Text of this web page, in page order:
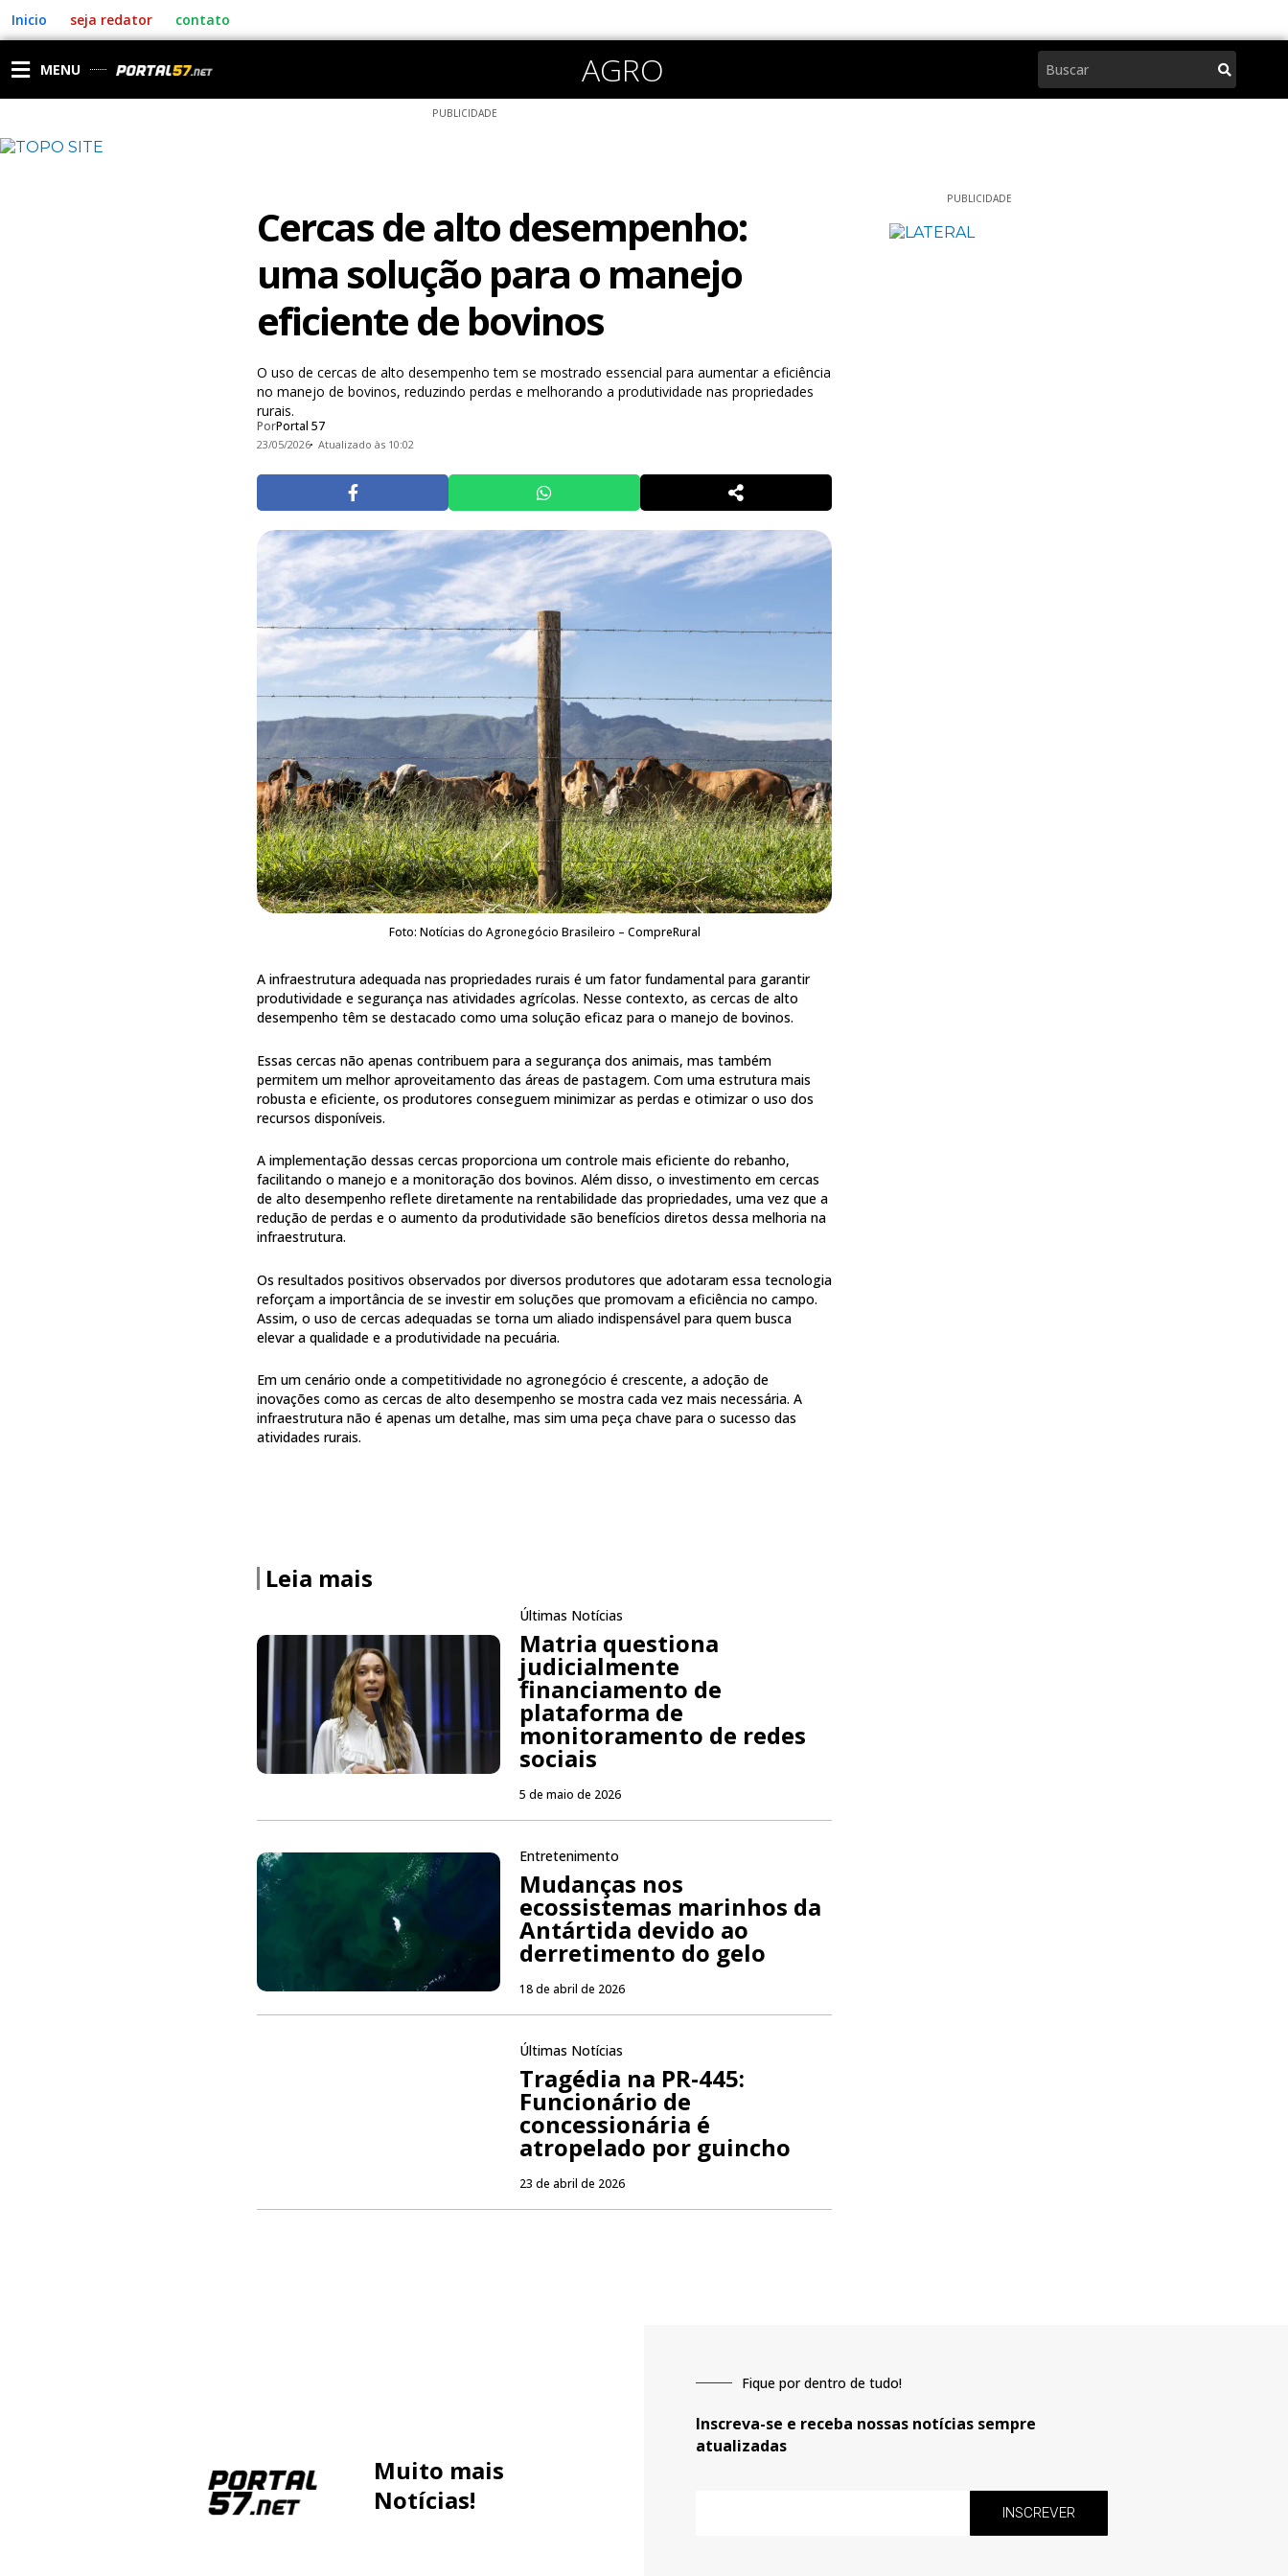
para
o
conteúdo
Inicio seja redator contato
MENU AGRO Pesquisar
PUBLICIDADE
Cercas de alto desempenho:
uma solução para o manejo
eficiente de bovinos
O uso de cercas de alto desempenho tem se mostrado essencial para aumentar a eficiência
no manejo de bovinos, reduzindo perdas e melhorando a produtividade nas propriedades
rurais.
PorPortal 57
23/05/2026 Atualizado às 10:02
Foto: Notícias do Agronegócio Brasileiro – CompreRural
A infraestrutura adequada nas propriedades rurais é um fator fundamental para garantir
produtividade e segurança nas atividades agrícolas. Nesse contexto, as cercas de alto
desempenho têm se destacado como uma solução eficaz para o manejo de bovinos.
Essas cercas não apenas contribuem para a segurança dos animais, mas também
permitem um melhor aproveitamento das áreas de pastagem. Com uma estrutura mais
robusta e eficiente, os produtores conseguem minimizar as perdas e otimizar o uso dos
recursos disponíveis.
A implementação dessas cercas proporciona um controle mais eficiente do rebanho,
facilitando o manejo e a monitoração dos bovinos. Além disso, o investimento em cercas
de alto desempenho reflete diretamente na rentabilidade das propriedades, uma vez que a
redução de perdas e o aumento da produtividade são benefícios diretos dessa melhoria na
infraestrutura.
Os resultados positivos observados por diversos produtores que adotaram essa tecnologia
reforçam a importância de se investir em soluções que promovam a eficiência no campo.
Assim, o uso de cercas adequadas se torna um aliado indispensável para quem busca
elevar a qualidade e a produtividade na pecuária.
Em um cenário onde a competitividade no agronegócio é crescente, a adoção de
inovações como as cercas de alto desempenho se mostra cada vez mais necessária. A
infraestrutura não é apenas um detalhe, mas sim uma peça chave para o sucesso das
atividades rurais.
Leia mais
Últimas Notícias
Matria questiona
judicialmente
financiamento de
plataforma de
monitoramento de redes
sociais
5 de maio de 2026
Entretenimento
Mudanças nos
ecossistemas marinhos da
Antártida devido ao
derretimento do gelo
18 de abril de 2026
Últimas Notícias
Tragédia na PR-445:
Funcionário de
concessionária é
atropelado por guincho
23 de abril de 2026
PUBLICIDADE
Muito mais
Notícias!
Fique por dentro de tudo!
Inscreva-se e receba nossas notícias sempre
atualizadas
INSCREVER